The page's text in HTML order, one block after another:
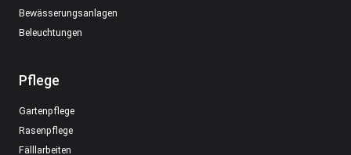
Bewässerungsanlagen
Beleuchtungen
Pflege
Gartenpflege
Rasenpflege
Fälllarbeiten